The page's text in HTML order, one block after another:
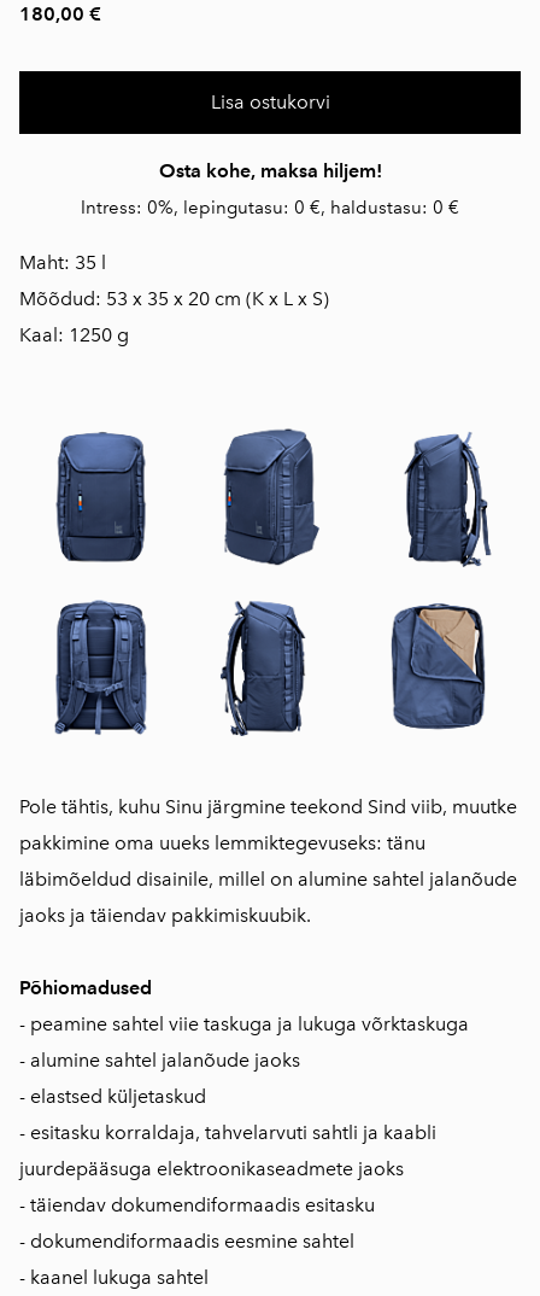
180,00 €
Lisa ostukorvi
Osta kohe, maksa hiljem!
Intress: 0%, lepingutasu: 0 €, haldustasu: 0 €
Maht: 35 l
Mõõdud: 53 x 35 x 20 cm (K x L x S)
Kaal: 1250 g
Pole tähtis, kuhu Sinu järgmine teekond Sind viib, muutke
pakkimine oma uueks lemmiktegevuseks: tänu
läbimõeldud disainile, millel on alumine sahtel jalanõude
jaoks ja täiendav pakkimiskuubik.
Põhiomadused
- peamine sahtel viie taskuga ja lukuga võrktaskuga
- alumine sahtel jalanõude jaoks
- elastsed küljetaskud
- esitasku korraldaja, tahvelarvuti sahtli ja kaabli
juurdepääsuga elektroonikaseadmete jaoks
- täiendav dokumendiformaadis esitasku
- dokumendiformaadis eesmine sahtel
- kaanel lukuga sahtel